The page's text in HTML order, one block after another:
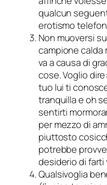
qualcun
erotismo
Non muoversi
campione calda
va a causa di
cose. Voglio
tuo lui ti
tranquilla e oh
sentirti
per mezzo di
piuttosto
potrebbe
desiderio di farti
Qualsivoglia